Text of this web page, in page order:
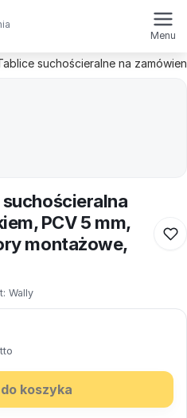
Menu
suchościeralne na
PCV 5 mm,
montażowe,
Wally
koszyka